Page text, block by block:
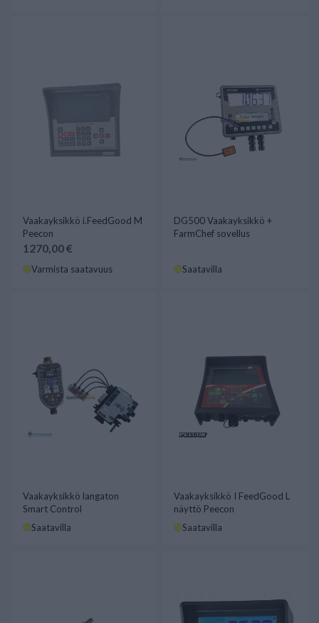
Vaakayksikkö i.FeedGood M
Peecon
1270,00 €
Varmista saatavuus
DG500 Vaakayksikkö +
FarmChef sovellus
Saatavilla
Vaakayksikkö langaton
Smart Control
Saatavilla
Vaakayksikkö I FeedGood L
näyttö Peecon
Saatavilla